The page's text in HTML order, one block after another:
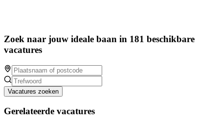
Zoek naar jouw ideale baan in 181 beschikbare
vacatures
Vacatures zoeken
Gerelateerde vacatures